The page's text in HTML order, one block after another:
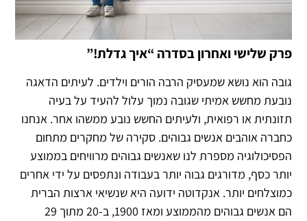
פרק שלישי ואחרון בסדרה “איך גדלת!”
גובה הוא נושא שמעסיק הרבה הורים וילדים. לעיתים הדאגה
נובעת מחשש אמיתי שגובה נמוך עלול להעיד על בעיה
תזונתית או רפואית, ולעיתים החשש נובע ממשהו אחר. אנחנו
כחברה אוהבים אנשים גבוהים. סקירה של מחקרים מתחום
הפסיכולוגיה מספרת לנו שאנשים גבוהים מרוויחים בממוצע
יותר כסף, מדורגים גבוה יותר בעבודה ונתפסים על ידי אחרים
כמוצלחים יותר. אנקדוטה ידועה היא שנשיאי ארצות הברית
הם אנשים גבוהים מהממוצע ומאז 1900, ב-20 מתוך 29